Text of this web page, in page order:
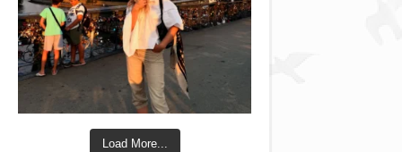
Load More...